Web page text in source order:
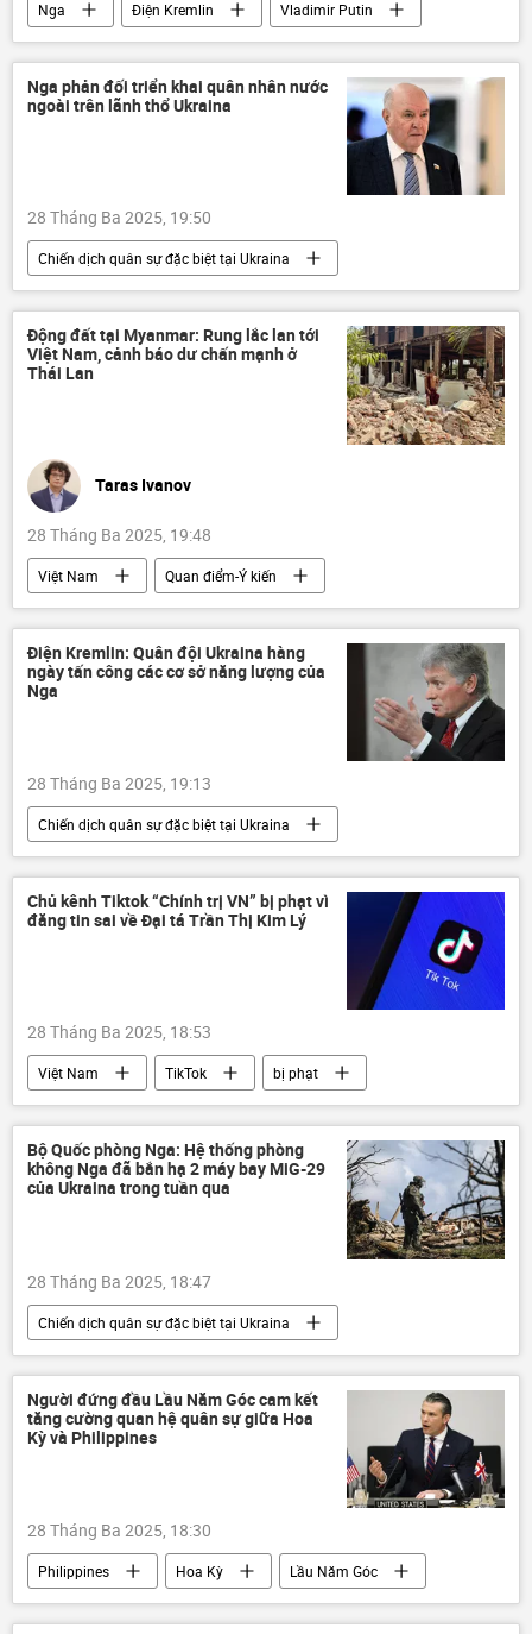
Nga Điện Kremlin
Vladimir Putin
trận động đất
Myanmar
Thế giới
thông tin
Thái Lan
Nga phản đối triển khai quân nhân nước
ngoài trên lãnh thổ Ukraina
28 Tháng Ba 2025, 19:50
Chiến dịch quân sự đặc biệt tại Ukraina
Nga
Ukraina
Cuộc khủng hoảng ở Ukraina
xung đột quân sự
Thế giới
Er- Riyadh
Động đất tại Myanmar: Rung lắc lan tới
Việt Nam, cảnh báo dư chấn mạnh ở
Thái Lan
Taras Ivanov
28 Tháng Ba 2025, 19:48
Việt Nam
Quan điểm-Ý kiến
Tác giả
trận động đất
dự đoán động đất
Myanmar
Thái Lan
thiệt hại
Điện Kremlin: Quân đội Ukraina hàng
ngày tấn công các cơ sở năng lượng của
Nga
28 Tháng Ba 2025, 19:13
Chiến dịch quân sự đặc biệt tại Ukraina
Nga
Điện Kremlin
Dmitry Peskov
Ukraina
Cuộc khủng hoảng ở Ukraina
xung đột quân sự
Thế giới
Chủ kênh Tiktok “Chính trị VN” bị phạt vì
đăng tin sai về Đại tá Trần Thị Kim Lý
28 Tháng Ba 2025, 18:53
Việt Nam TikTok
bị phạt
Pháp luật
công an TP.HCM
Bộ Quốc phòng Nga: Hệ thống phòng
không Nga đã bắn hạ 2 máy bay MiG-29
của Ukraina trong tuần qua
28 Tháng Ba 2025, 18:47
Chiến dịch quân sự đặc biệt tại Ukraina
Bộ Quốc phòng Nga
Nga
Ukraina
Cuộc khủng hoảng ở Ukraina
xung đột quân sự
Thế giới
Người đứng đầu Lầu Năm Góc cam kết
tăng cường quan hệ quân sự giữa Hoa
Kỳ và Philippines
28 Tháng Ba 2025, 18:30
Philippines Hoa Kỳ
Lầu Năm Góc
Thế giới
Chính trị Trung Quốc